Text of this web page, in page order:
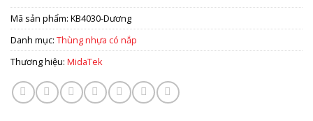
Mã sản phẩm: KB4030-Dương
Danh mục: Thùng nhựa có nắp
Thương hiệu: MidaTek